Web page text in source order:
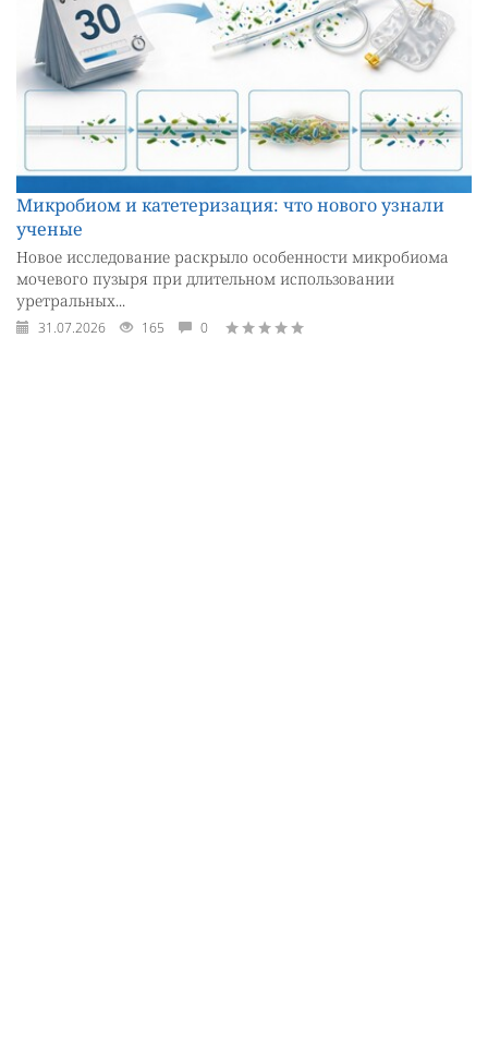
Микробиом и катетеризация: что нового узнали
ученые
Новое исследование раскрыло особенности микробиома
мочевого пузыря при длительном использовании
уретральных...
31.07.2026 165 0